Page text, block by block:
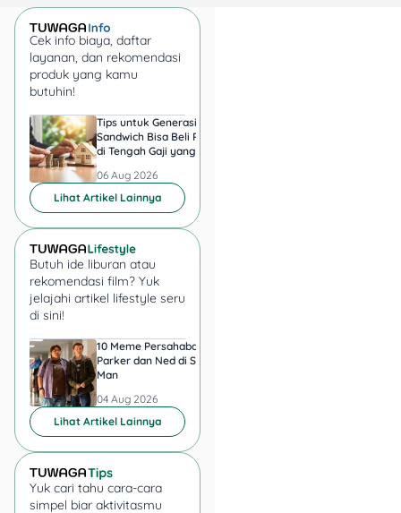
Admin
Gratis
Denda
Telat
Bayar
0,25% per
hari dari
Pelunasan
Dipercepat
Tanpa
penalti
Contoh Simulasi:
Cek info biaya, daftar
layanan, dan rekomendasi
produk yang kamu
butuhin!
Tips untuk Generasi
Sandwich Bisa Beli Rumah
di Tengah Gaji yang
06 Aug 2026
Lihat Artikel Lainnya
Butuh ide liburan atau
rekomendasi film? Yuk
jelajahi artikel lifestyle seru
di sini!
10 Meme Persahabatan
Parker dan Ned di Spider-
Man
04 Aug 2026
Lihat Artikel Lainnya
Yuk cari tahu cara-cara
simpel biar aktivitasmu